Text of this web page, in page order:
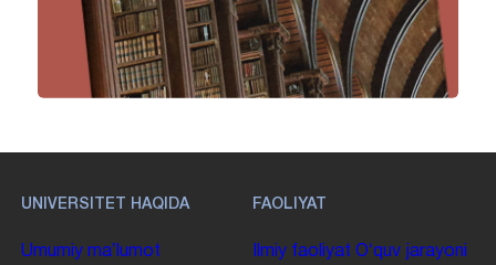
UNIVERSITET HAQIDA
Umumiy maʼlumot
FAOLIYAT
Ilmiy faoliyat Oʻquv jarayoni